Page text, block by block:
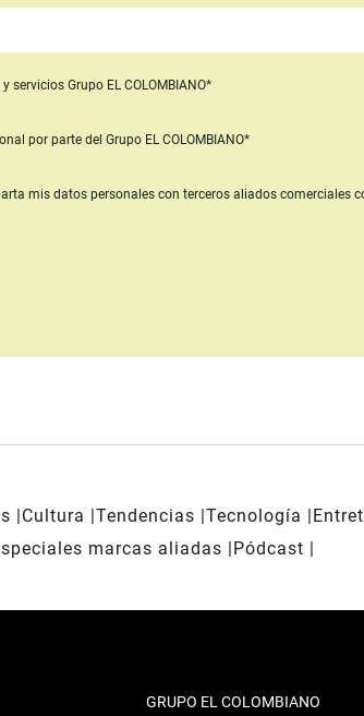
servicios Grupo EL COLOMBIANO*
por parte del Grupo EL COLOMBIANO*
mis datos personales con terceros aliados comerciales
Cultura Tendencias Tecnología
marcas aliadas
Pódcast
GRUPO EL COLOMBIANO